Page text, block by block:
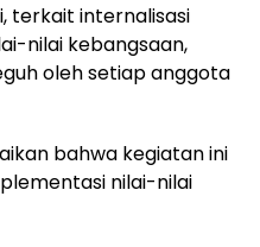
terkait internalisasi
nilai kebangsaan,
oleh setiap anggota
bahwa kegiatan ini
nilai-nilai